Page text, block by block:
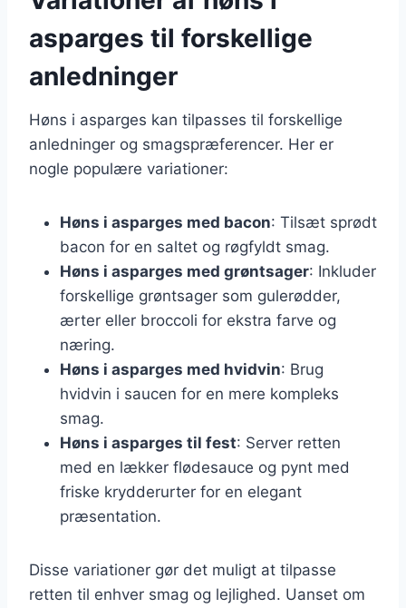
asparges til forskellige
anledninger
Høns i asparges kan tilpasses til forskellige
anledninger og smagspræferencer. Her er
nogle populære variationer:
Høns i asparges med bacon: Tilsæt sprødt
bacon for en saltet og røgfyldt smag.
Høns i asparges med grøntsager: Inkluder
forskellige grøntsager som gulerødder,
ærter eller broccoli for ekstra farve og
næring.
Høns i asparges med hvidvin: Brug
hvidvin i saucen for en mere kompleks
smag.
Høns i asparges til fest: Server retten
med en lækker flødesauce og pynt med
friske krydderurter for en elegant
præsentation.
Disse variationer gør det muligt at tilpasse
retten til enhver smag og lejlighed. Uanset om